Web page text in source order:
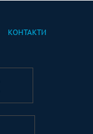
КОНТАКТИ